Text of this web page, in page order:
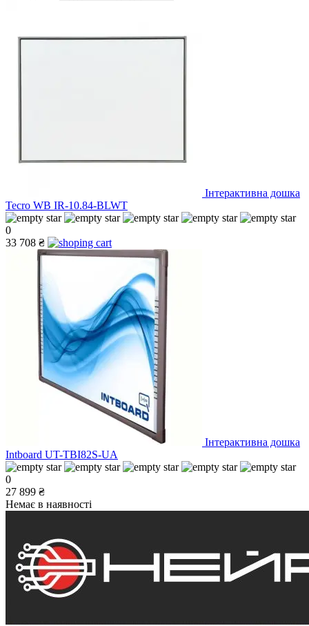
Інтерактивна дошка
Tecro WB IR-10.84-BLWT
0
33 708 ₴
Інтерактивна дошка
Intboard UT-TBI82S-UA
0
27 899 ₴
Немає в наявності